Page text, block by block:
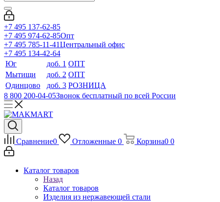
+7 495 137-62-85
+7 495 974-62-85Опт
+7 495 785-11-41Центральный офис
+7 495 134-42-64
Юг
доб. 1 ОПТ
Мытищи
доб. 2 ОПТ
Одинцово
доб. 3 РОЗНИЦА
8 800 200-04-05Звонок бесплатный по всей России
Сравнение0 Отложенные 0 Корзина0 0
Каталог товаров
Назад
Каталог товаров
Изделия из нержавеющей стали